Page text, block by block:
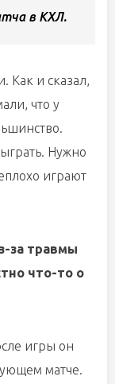
в КХЛ.
Как и сказал,
что у
Нужно
играют
за травмы
что-то о
игры он
матче.